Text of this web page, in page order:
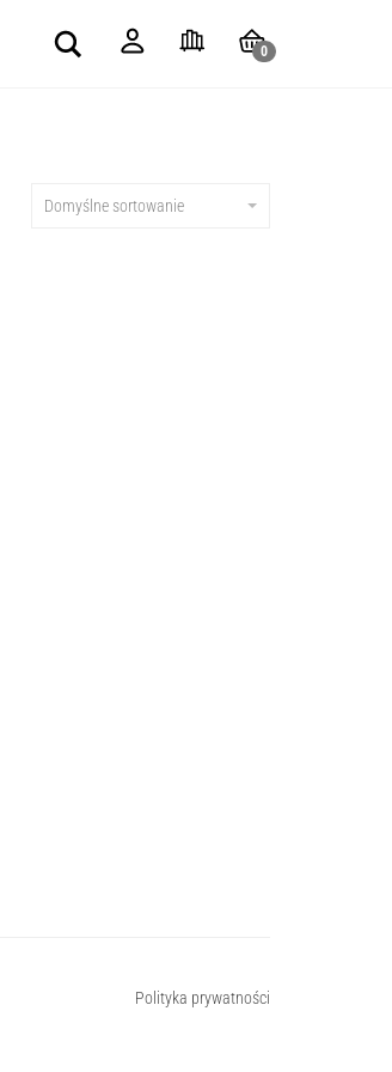
Search
0
Domyślne sortowanie
Polityka prywatności